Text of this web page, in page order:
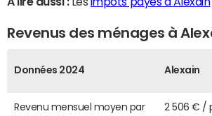
Revenus des ménages à
Données 2024 Alexain
Revenu mensuel moyen par
2 506 € /